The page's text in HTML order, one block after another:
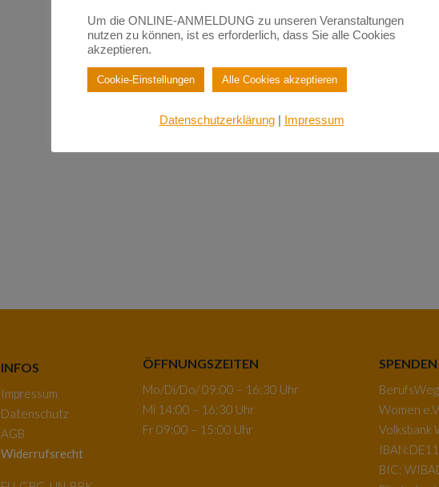
INFOS
Impressum
Datenschutz
AGB
Widerrufsrecht
ÖFFNUNGSZEITEN
Mo/Di/Do/ 09:00 – 16:30 Uhr
Mi 14:00 – 16:30 Uhr
Fr 09:00 – 15:00 Uhr
SPENDEN
Women
Volksbank
BIC:
Um die ONLINE-ANMELDUNG zu unseren Veranstaltungen
nutzen zu können, ist es erforderlich, dass Sie alle Cookies
akzeptieren.
Cookie-Einstellungen Alle Cookies akzeptieren
Datenschutzerklärung| Impressum